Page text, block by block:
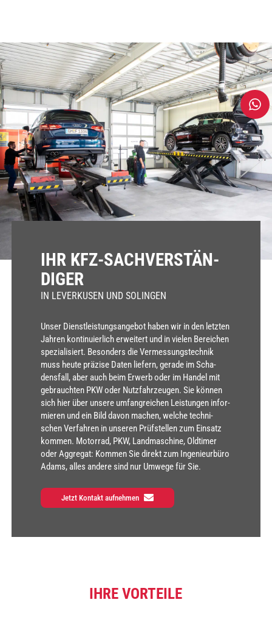
IHR KFZ-SACH­VER­STÄN­
DI­GER
IN LEVERKUSEN UND SOLINGEN
Unser Dienst­leis­tungs­an­ge­bot haben wir in den letz­ten
Jah­ren kon­ti­nu­ier­lich erwei­tert und in vie­len Berei­chen
spe­zia­li­siert. Beson­ders die Ver­mes­sungs­tech­nik
muss heu­te prä­zi­se Daten lie­fern, gera­de im Scha­
dens­fall, aber auch beim Erwerb oder im Han­del mit
gebrauch­ten PKW oder Nutz­fahr­zeu­gen. Sie kön­nen
sich hier über unse­re umfang­rei­chen Leis­tun­gen infor­
mie­ren und ein Bild davon machen, wel­che tech­ni­
schen Ver­fah­ren in unse­ren Prüf­stel­len zum Ein­satz
kom­men. Motor­rad, PKW, Land­ma­schi­ne, Old­ti­mer
oder Aggre­gat: Kom­men Sie direkt zum Inge­nieur­bü­ro
Adams, alles ande­re sind nur Umwe­ge für Sie.
Jetzt Kontakt aufnehmen
IHRE VOR­TEI­LE